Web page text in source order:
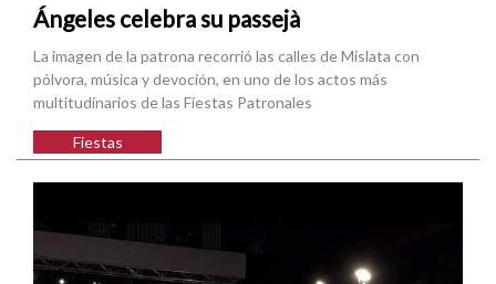
Ángeles celebra su passejà
La imagen de la patrona recorrió las calles de Mislata con
pólvora, música y devoción, en uno de los actos más
multitudinarios de las Fiestas Patronales
Fiestas